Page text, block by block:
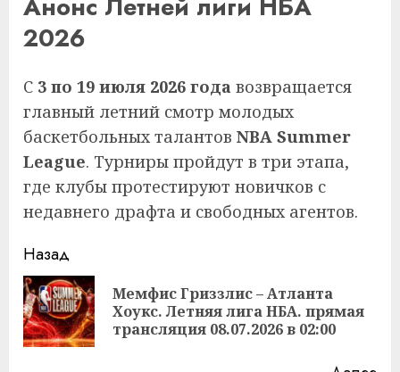
2026
С 3 по 19 июля 2026 года возвращается
главный летний смотр молодых
баскетбольных талантов NBA Summer
League. Турниры пройдут в три этапа,
где клубы протестируют новичков с
недавнего драфта и свободных агентов.
Продолжить
чтение
Назад
Мемфис Гриззлис – Атланта
Хоукс. Летняя лига НБА. прямая
трансляция 08.07.2026 в 02:00